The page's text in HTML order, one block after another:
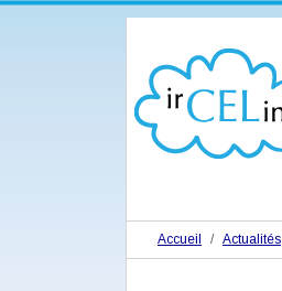
Accueil Actualités